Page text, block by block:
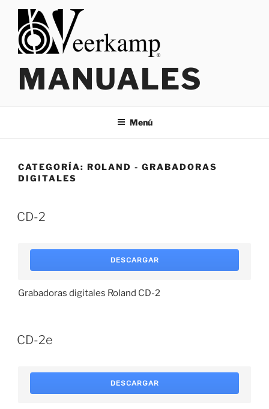
Saltar
contenido
MANUALES
Menú
CATEGORÍA: ROLAND - GRABADORAS
DIGITALES
CD-2
DESCARGAR
Grabadoras digitales Roland CD-2
CD-2e
DESCARGAR